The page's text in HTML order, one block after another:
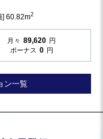
] 60.82m2
月々 89,620 円
ボーナス 0 円
ン一覧